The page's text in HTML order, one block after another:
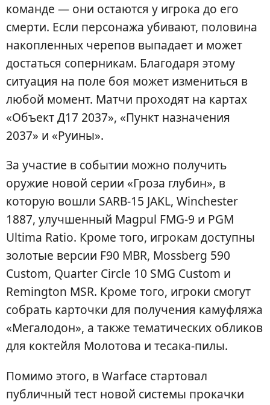
команде — они остаются у игрока до его
смерти. Если персонажа убивают, половина
накопленных черепов выпадает и может
достаться соперникам. Благодаря этому
ситуация на поле боя может измениться в
любой момент. Матчи проходят на картах
«Объект Д17 2037», «Пункт назначения
2037» и «Руины».
За участие в событии можно получить
оружие новой серии «Гроза глубин», в
которую вошли SARB-15 JAKL, Winchester
1887, улучшенный Magpul FMG-9 и PGM
Ultima Ratio. Кроме того, игрокам доступны
золотые версии F90 MBR, Mossberg 590
Custom, Quarter Circle 10 SMG Custom и
Remington MSR. Кроме того, игроки смогут
собрать карточки для получения камуфляжа
«Мегалодон», а также тематических обликов
для коктейля Молотова и тесака-пилы.
Помимо этого, в Warface стартовал
публичный тест новой системы прокачки